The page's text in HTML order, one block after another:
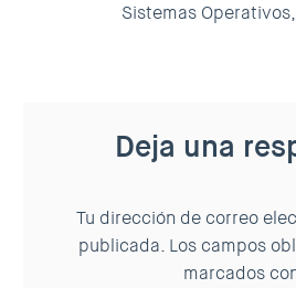
Sistemas Operativos,
Deja una
Tu dirección de correo
publicada. Los campos
marcados